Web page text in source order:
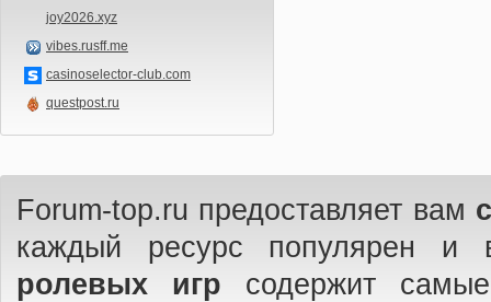
joy2026.xyz
vibes.rusff.me
casinoselector-club.com
questpost.ru
Forum-top.ru предоставляет вам
каждый ресурс популярен
ролевых игр содержит